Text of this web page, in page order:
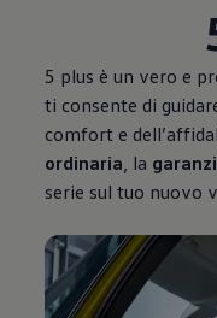
5 plus è un vero e
ti consente di
comfort e
ordinaria , la
serie sul tuo nuovo